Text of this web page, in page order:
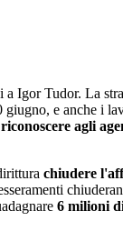
Igor Tudor. La
e anche i
agli
chiudere
6 milioni